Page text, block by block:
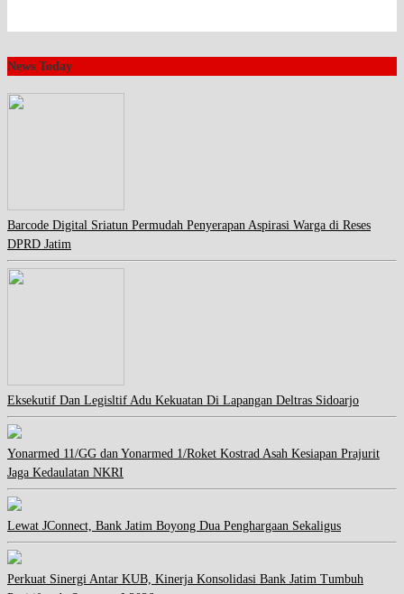
News Today
Barcode Digital Sriatun Permudah Penyerapan Aspirasi Warga di Reses
DPRD Jatim
Eksekutif Dan Legisltif Adu Kekuatan Di Lapangan Deltras Sidoarjo
Yonarmed 11/GG dan Yonarmed 1/Roket Kostrad Asah Kesiapan Prajurit
Jaga Kedaulatan NKRI
Lewat JConnect, Bank Jatim Boyong Dua Penghargaan Sekaligus
Perkuat Sinergi Antar KUB, Kinerja Konsolidasi Bank Jatim Tumbuh